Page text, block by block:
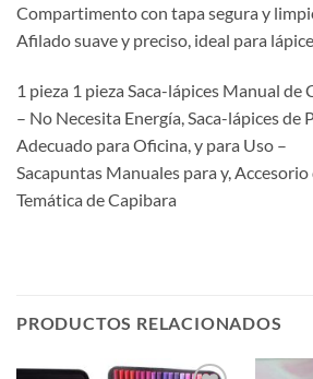
Compartimento con tapa segura y
Afilado suave y preciso, ideal para
1 pieza 1 pieza Saca-lápices Manual de
– No Necesita Energía, Saca-lápices de
Adecuado para Oficina, y para Uso –
Sacapuntas Manuales para y,
Temática de Capibara
PRODUCTOS RELACIONADOS